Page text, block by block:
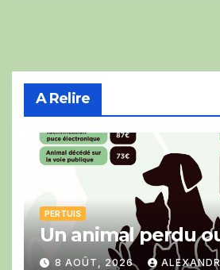
A Relire
PERTUIS
Un animal perdu
8 AOÛT, 2026